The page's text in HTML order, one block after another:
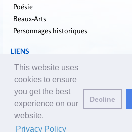
Poésie
Beaux-Arts
Personnages historiques
LIENS
falundafa.org
faluninfo.net
minghui.org
pureinsight.org
Email des éditeurs:editor_fr@yuanming.net
This website uses
cookies to ensure
you get the best
experience on our
website.
Privacy Policy
Decline